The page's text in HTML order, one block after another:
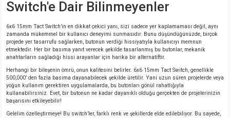
Switch'e Dair Bilinmeyenler
6x6 15mm Tact Switch’in en dikkat çekici yanı, sizi sadece yer kaplamaması değil, aynı
zamanda mükemmel bir kullanıcı deneyimi sunmasıdır. Bunu düşündüğünüzde, birçok
projede yer tasarrufu sağlarken, butonun verdiği hissiyatıyla kullanıcıyı memnun
etmektedir. Her bir basıma yanıt verecek şekilde tasarlanmış bu butonlar, mekanik
anahtarların sağladığı hissi arayanlar için harika bir alternatiftir.
Herhangi bir bileşenin ömrü, onun kalitesini belirler. 6x6 15mm Tact Switch, genellikle
500,000’ den fazla basıma dayanabilecek şekilde üretilir. Yani uzun süren projelerde veya
yoğun kullanım gerektiren uygulamalarda, bu butonları gönül rahatlığıyla
kullanabilirsiniz. Evet, bir butonun ne kadar dayanıklı olduğu gerçekten de projelerinizin
başarısını etkileyebilir!
Gelelim özelleştirmeye! Bu switch’ler, farklı renk ve şekillerde elde edilebiliyor. Bu sayede,